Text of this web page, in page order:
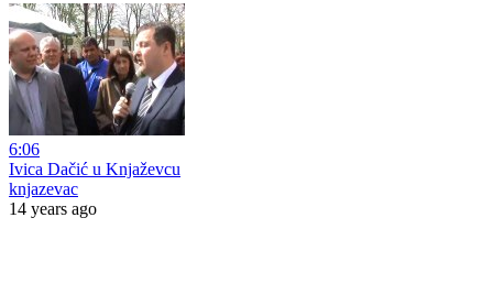
6:06
Ivica Dačić u Knjaževcu
knjazevac
14 years ago